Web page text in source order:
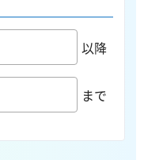
以降
まで